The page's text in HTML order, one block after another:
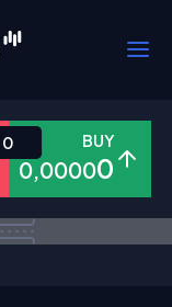
Metales
BUY
0,00000
0